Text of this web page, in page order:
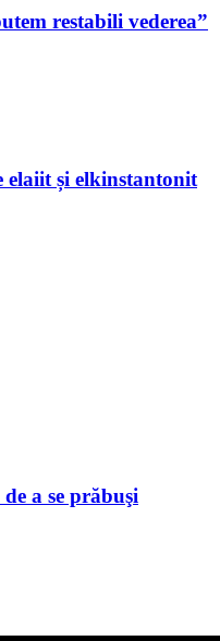
restabili vederea”
elaiit și elkinstantonit
a se prăbuşi